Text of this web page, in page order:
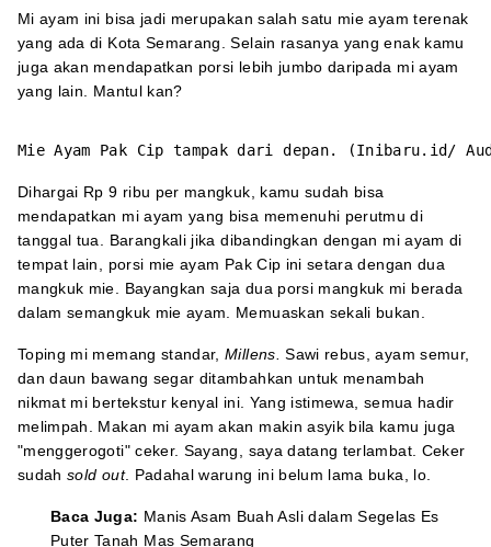
Mi ayam ini bisa jadi merupakan salah satu mie ayam terenak
yang ada di Kota Semarang. Selain rasanya yang enak kamu
juga akan mendapatkan porsi lebih jumbo daripada mi ayam
yang lain. Mantul kan?
Mie Ayam Pak Cip tampak dari depan. (Inibaru.id/
Dihargai Rp 9 ribu per mangkuk, kamu sudah bisa
mendapatkan mi ayam yang bisa memenuhi perutmu di
tanggal tua. Barangkali jika dibandingkan dengan mi ayam di
tempat lain, porsi mie ayam Pak Cip ini setara dengan dua
mangkuk mie. Bayangkan saja dua porsi mangkuk mi berada
dalam semangkuk mie ayam. Memuaskan sekali bukan.
Toping mi memang standar,Millens.Sawi rebus, ayam semur,
dan daun bawang segar ditambahkan untuk menambah
nikmat mi bertekstur kenyal ini. Yang istimewa, semua hadir
melimpah. Makan mi ayam akan makin asyik bila kamu juga
"menggerogoti" ceker. Sayang, saya datang terlambat. Ceker
sudahsold out. Padahal warung ini belum lama buka, lo.
Baca Juga: Manis Asam Buah Asli dalam Segelas Es
Puter Tanah Mas Semarang